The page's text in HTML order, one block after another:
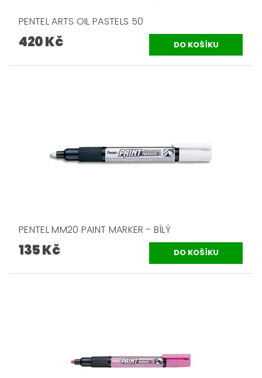
PENTEL ARTS OIL PASTELS 50
420 Kč
PENTEL MM20 PAINT MARKER - BÍLÝ
135 Kč